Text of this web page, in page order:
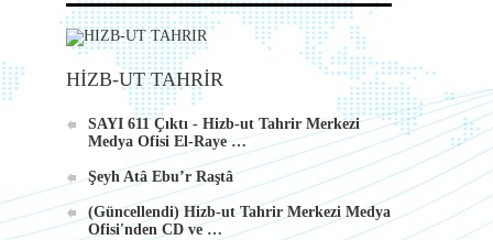
Android İçin Yeni El-Waie Dergisi
Uygulaması
HİZB-UT TAHRİR
SAYI 611 Çıktı - Hizb-ut Tahrir Merkezi
Medya Ofisi El-Raye …
Şeyh Atâ Ebu’r Raştâ
(Güncellendi) Hizb-ut Tahrir Merkezi Medya
Ofisi'nden CD ve …